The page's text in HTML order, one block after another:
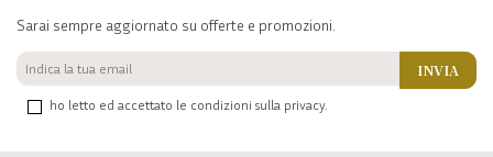
Sarai sempre aggiornato su offerte e promozioni.
ho letto ed accettato le condizioni sulla privacy.
INVIA